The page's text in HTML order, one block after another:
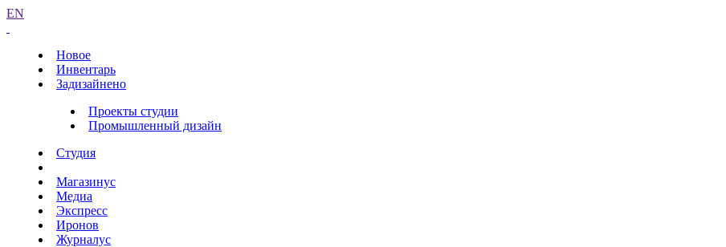
EN
Новое
Инвентарь
Задизайнено
Проекты студии
Промышленный дизайн
Студия
Магазинус
Медиа
Экспресс
Иронов
Журналус